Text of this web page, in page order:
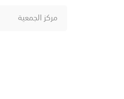
مركز الجمعية